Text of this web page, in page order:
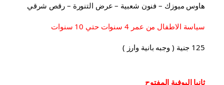
هاوس ميوزك – فنون شعبية – عرض التنورة – رقص شرقي
سياسة الاطفال من عمر 4 سنوات حتي 10 سنوات
125 جنية ( وجبه بانية وارز )
ثانيا البوفية المفتوح